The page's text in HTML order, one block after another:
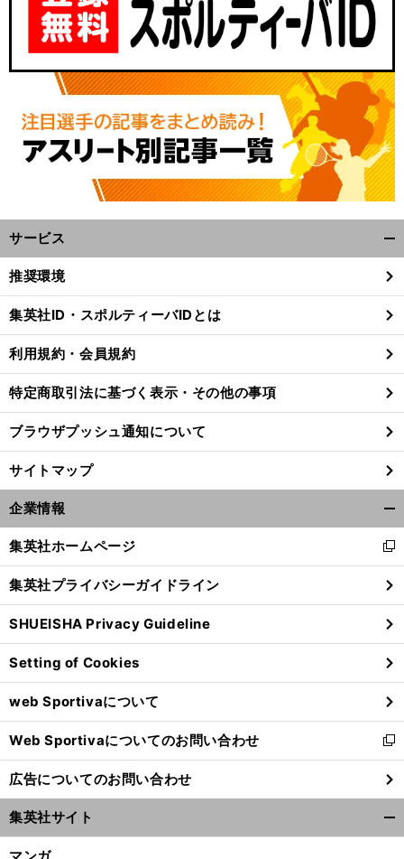
サービス
閉
る
推奨環境
集英社ID・スポルティーバIDとは
利用規約・会員規約
特定商取引法に基づく表示・その他の事項
ブラウザプッシュ通知について
サイトマップ
企業情報
閉
る
集英社ホームページ
新
し
い
ウ
ィ
ン
ド
ウ
で
開
く
集英社プライバシーガイドライン
SHUEISHA Privacy Guideline
Setting of Cookies
web Sportivaについて
Web Sportivaについてのお問い合わせ
新
し
い
ウ
ィ
ン
広告についてのお問い合わせ
集英社サイト